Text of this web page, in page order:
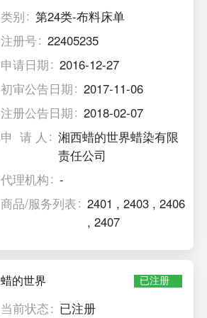
类别
第24类-布料床单
注册号
22405235
申请日期
2016-12-27
初审公告日期
2017-11-06
注册公告日期
2018-02-07
申 请 人
湘西蜡的世界蜡染有限
责任公司
代理机构
-
商品/服务列表
2401 ,2403 ,2406
,2407
蜡的世界 已注册
当前状态
已注册